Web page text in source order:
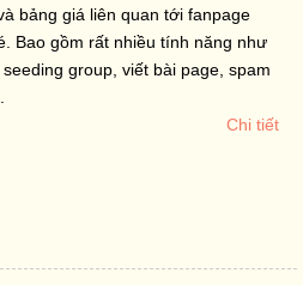
bảng giá liên quan tới fanpage
Bao gồm rất nhiều tính năng như
group, viết bài page, spam
Chi tiết